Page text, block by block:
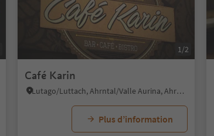
1/2
Café Karin
Lutago/Luttach, Ahrntal/Valle Aurina, Ahrntal/Valle Aurina
Plus d’information